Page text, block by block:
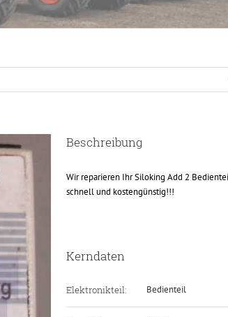
Beschreibung
Wir reparieren Ihr Siloking Add 2
schnell und kostengünstig!!!
Kerndaten
Elektronikteil: Bedienteil